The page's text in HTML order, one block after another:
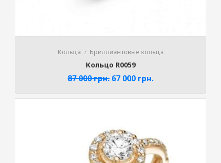
Кольца Бриллиантовые кольца
Кольцо R0059
87 000грн. 67 000 грн.